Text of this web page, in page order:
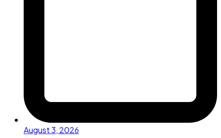
August 3, 2026